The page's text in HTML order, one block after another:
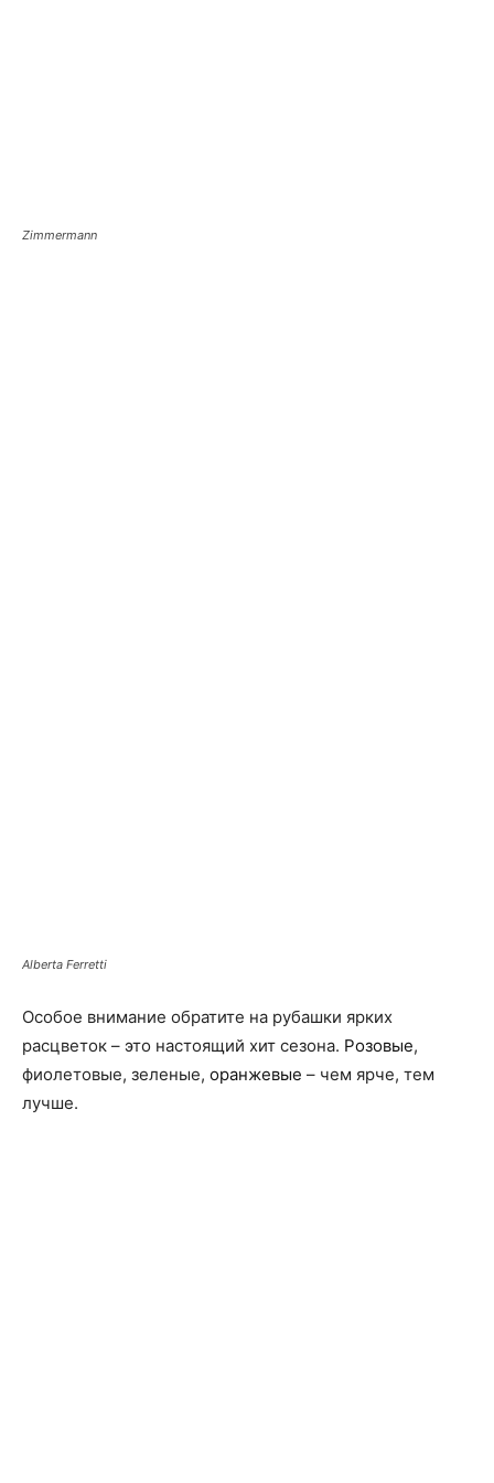
Zimmermann
Alberta Ferretti
Особое внимание обратите на рубашки ярких
расцветок – это настоящий хит сезона. Розовые,
фиолетовые, зеленые, оранжевые – чем ярче, тем
лучше.